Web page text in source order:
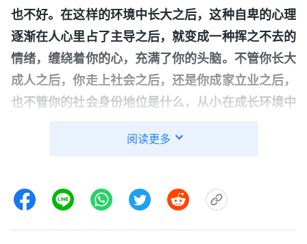
也不好。在这样的环境中长大之后，这种自卑的心理
逐渐在人心里占了主导之后，就变成一种挥之不去的
情绪，缠绕着你的心，充满了你的头脑。不管你长大
成人之后，你走上社会之后，还是你成家立业之后，
也不管你的社会身份地位是什么，从小在成长环境中
至信神到了教会之后，你仍然觉得自己长得一般，头
做点什么就做点什么吧，也不用追求做带领，也不用
追求高深的 真理，自己就甘愿做一个最小的，谁怎么
对待都行’。有敌基督、假带领出现，你觉得自己也
阅读更多